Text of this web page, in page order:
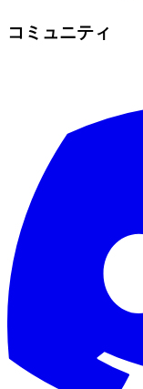
コミュニティ